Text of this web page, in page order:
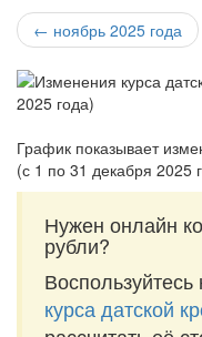
← ноябрь 2025 года
График показывает
(с 1 по 31 декабря 2025
Нужен онлайн
рубли?
курса датской